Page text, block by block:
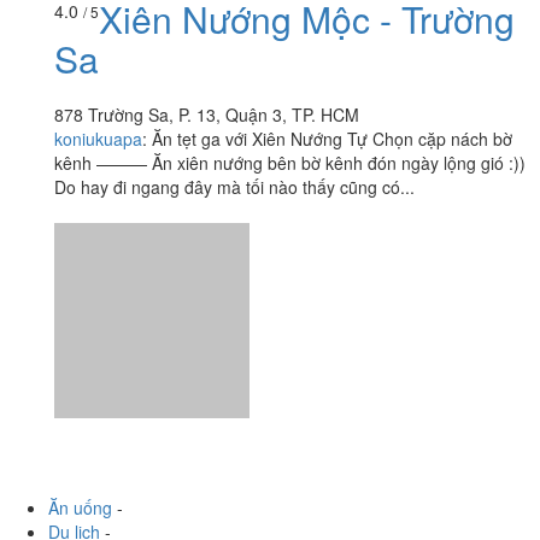
4.0 / 5Xiên Nướng Mộc - Trường
Sa
878 Trường Sa, P. 13, Quận 3, TP. HCM
koniukuapa: Ăn tẹt ga với Xiên Nướng Tự Chọn cặp nách bờ
kênh ——— Ăn xiên nướng bên bờ kênh đón ngày lộng gió :))
Do hay đi ngang đây mà tối nào thấy cũng có...
Ăn uống -
Du lịch -